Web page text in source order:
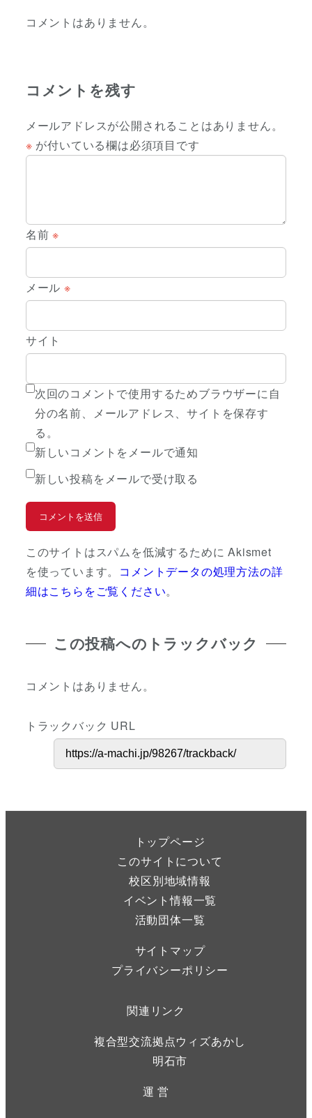
コメントはありません。
コメントを残す
メールアドレスが公開されることはありません。
※ が付いている欄は必須項目です
名前※
メール ※
サイト
次回のコメントで使用するためブラウザーに自
分の名前、メールアドレス、サイトを保存す
る。
新しいコメントをメールで通知
新しい投稿をメールで受け取る
このサイトはスパムを低減するために Akismet
を使っています。 コメントデータの処理方法の詳
細はこちらをご覧ください。
この投稿へのトラックバック
コメントはありません。
トラックバック URL
トップページ
このサイトについて
校区別地域情報
イベント情報一覧
活動団体一覧
サイトマップ
プライバシーポリシー
関連リンク
複合型交流拠点ウィズあかし
明石市
運 営